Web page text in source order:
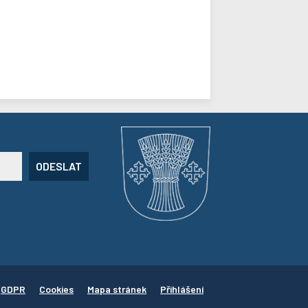
ODESLAT
GDPR Cookies Mapa stránek Přihlášení